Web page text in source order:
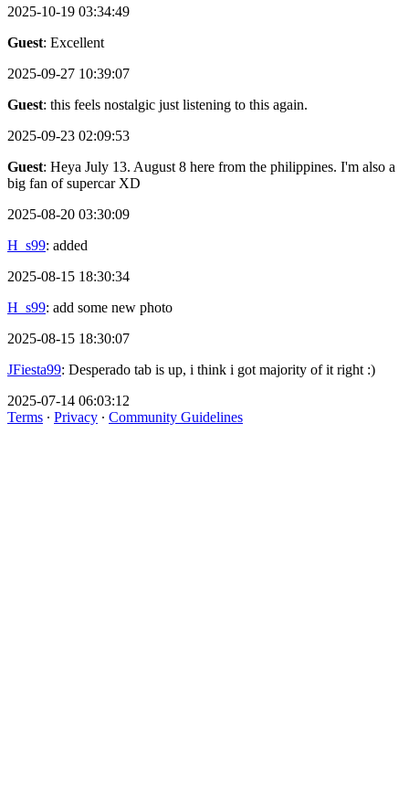
2025-10-19 03:34:49
Guest: Excellent
2025-09-27 10:39:07
Guest: this feels nostalgic just listening to this again.
2025-09-23 02:09:53
Guest: Heya July 13. August 8 here from the philippines. I'm also a
big fan of supercar XD
2025-08-20 03:30:09
H_s99: added
2025-08-15 18:30:34
H_s99: add some new photo
2025-08-15 18:30:07
JFiesta99: Desperado tab is up, i think i got majority of it right :)
2025-07-14 06:03:12
Terms ∙ Privacy ∙ Community Guidelines